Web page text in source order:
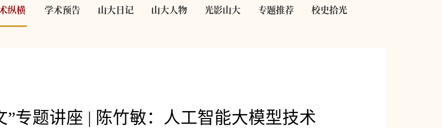
纵横 学术预告 山大日记 山大人物 光影山大 专题推荐 校史拾光
”专题讲座 | 陈竹敏：人工智能大模型技术